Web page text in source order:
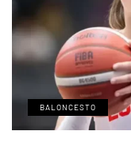
BALONCESTO